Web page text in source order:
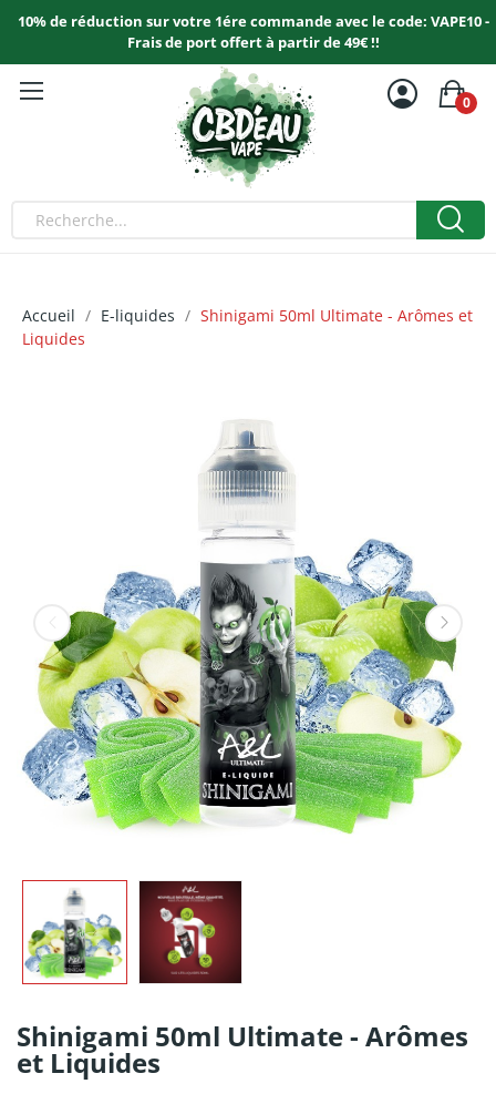
10% de réduction sur votre 1ére commande avec le code: VAPE10 -
Frais de port offert à partir de 49€ !!
0
Accueil E-liquides
Shinigami 50ml Ultimate - Arômes et
Liquides
Shinigami 50ml Ultimate - Arômes
et Liquides